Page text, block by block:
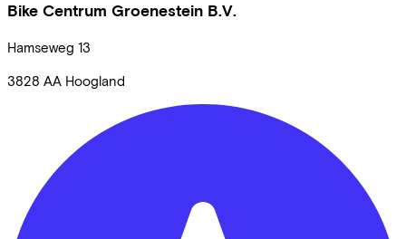
Bike Centrum Groenestein B.V.
Hamseweg 13
3828 AA Hoogland